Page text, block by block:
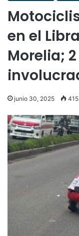
en el
Morelia;
junio 30, 2025 415